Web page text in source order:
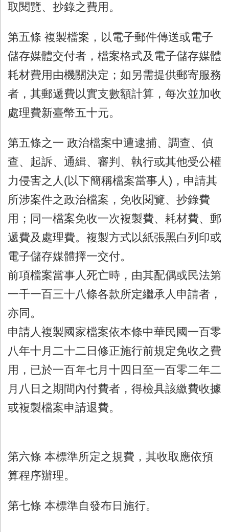
取閱覽、抄錄之費用。
第五條 複製檔案，以電子郵件傳送或電子
儲存媒體交付者，檔案格式及電子儲存媒體
耗材費用由機關決定；如另需提供郵寄服務
者，其郵遞費以實支數額計算，每次並加收
處理費新臺幣五十元。
第五條之一 政治檔案中遭逮捕、調查、偵
查、起訴、通緝、審判、執行或其他受公權
力侵害之人(以下簡稱檔案當事人)，申請其
所涉案件之政治檔案，免收閱覽、抄錄費
用；同一檔案免收一次複製費、耗材費、郵
遞費及處理費。複製方式以紙張黑白列印或
電子儲存媒體擇一交付。
前項檔案當事人死亡時，由其配偶或民法第
一千一百三十八條各款所定繼承人申請者，
亦同。
申請人複製國家檔案依本條中華民國一百零
八年十月二十二日修正施行前規定免收之費
用，已於一百年七月十四日至一百零二年二
月八日之期間內付費者，得檢具該繳費收據
或複製檔案申請退費。
第六條 本標準所定之規費，其收取應依預
算程序辦理。
第七條 本標準自發布日施行。